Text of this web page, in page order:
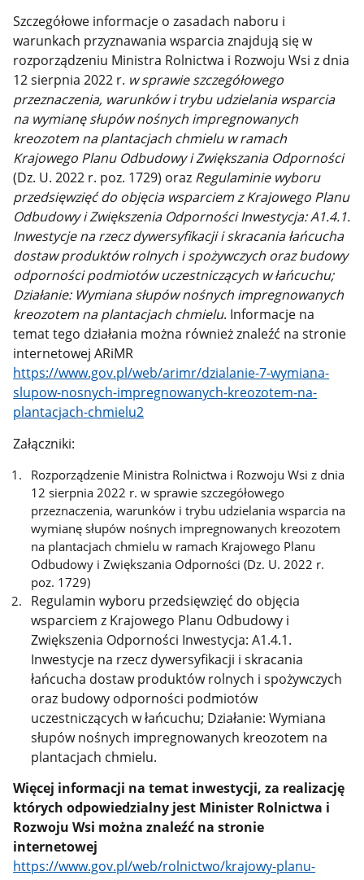
Szczegółowe informacje o zasadach naboru i
warunkach przyznawania wsparcia znajdują się w
rozporządzeniu Ministra Rolnictwa i Rozwoju Wsi z dnia
12 sierpnia 2022 r. w sprawie szczegółowego
przeznaczenia, warunków i trybu udzielania wsparcia
na wymianę słupów nośnych impregnowanych
kreozotem na plantacjach chmielu w ramach
Krajowego Planu Odbudowy i Zwiększania Odporności
(Dz. U. 2022 r. poz. 1729) oraz Regulaminie wyboru
przedsięwzięć do objęcia wsparciem z Krajowego Planu
Odbudowy i Zwiększenia Odporności Inwestycja: A1.4.1.
Inwestycje na rzecz dywersyfikacji i skracania łańcucha
dostaw produktów rolnych i spożywczych oraz budowy
odporności podmiotów uczestniczących w łańcuchu;
Działanie: Wymiana słupów nośnych impregnowanych
kreozotem na plantacjach chmielu. Informacje na
temat tego działania można również znaleźć na stronie
internetowej ARiMR
https://www.gov.pl/web/arimr/dzialanie-7-wymiana-
slupow-nosnych-impregnowanych-kreozotem-na-
plantacjach-chmielu2
Załączniki:
Rozporządzenie Ministra Rolnictwa i Rozwoju Wsi z dnia
12 sierpnia 2022 r. w sprawie szczegółowego
przeznaczenia, warunków i trybu udzielania wsparcia na
wymianę słupów nośnych impregnowanych kreozotem
na plantacjach chmielu w ramach Krajowego Planu
Odbudowy i Zwiększania Odporności (Dz. U. 2022 r.
poz. 1729)
Regulamin wyboru przedsięwzięć do objęcia
wsparciem z Krajowego Planu Odbudowy i
Zwiększenia Odporności Inwestycja: A1.4.1.
Inwestycje na rzecz dywersyfikacji i skracania
łańcucha dostaw produktów rolnych i spożywczych
oraz budowy odporności podmiotów
uczestniczących w łańcuchu; Działanie: Wymiana
słupów nośnych impregnowanych kreozotem na
plantacjach chmielu.
Więcej informacji na temat inwestycji, za realizację
których odpowiedzialny jest Minister Rolnictwa i
Rozwoju Wsi można znaleźć na stronie
internetowej
https://www.gov.pl/web/rolnictwo/krajowy-planu-